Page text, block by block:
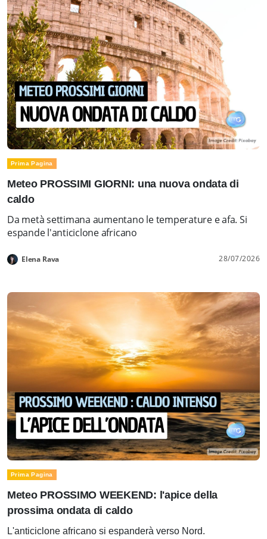
Prima Pagina
Meteo PROSSIMI GIORNI: una nuova ondata di
caldo
Da metà settimana aumentano le temperature e afa. Si
espande l'anticiclone africano
Elena Rava 28/07/2026
Prima Pagina
Meteo PROSSIMO WEEKEND: l'apice della
prossima ondata di caldo
L'anticiclone africano si espanderà verso Nord.